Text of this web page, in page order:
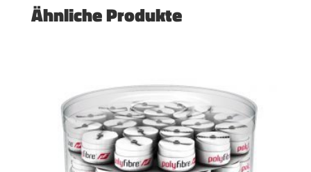
Ähnliche Produkte